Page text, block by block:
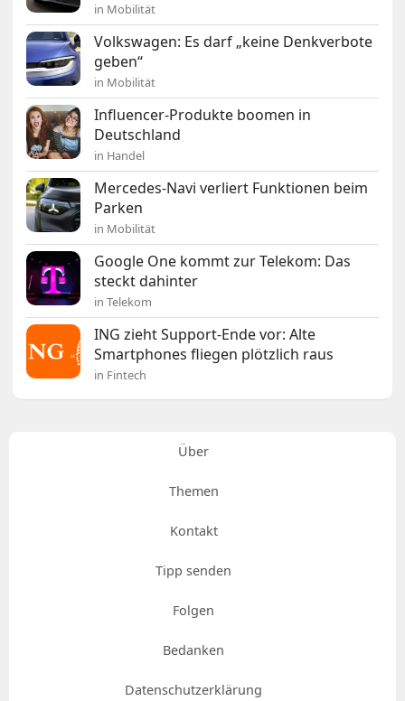
in Mobilität
Volkswagen: Es darf „keine Denkverbote
geben“
in Mobilität
Influencer-Produkte boomen in
Deutschland
in Handel
Mercedes-Navi verliert Funktionen beim
Parken
in Mobilität
Google One kommt zur Telekom: Das
steckt dahinter
in Telekom
ING zieht Support-Ende vor: Alte
Smartphones fliegen plötzlich raus
in Fintech
Über
Themen
Kontakt
Tipp senden
Folgen
Bedanken
Datenschutzerklärung